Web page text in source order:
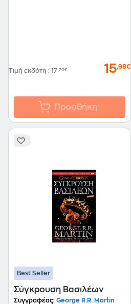
Τιμή εκδότη : 17,70€ 15,98€
Προσθήκη
Best Seller
Σύγκρουση Βασιλέων
Συγγραφέας: George R.R. Martin